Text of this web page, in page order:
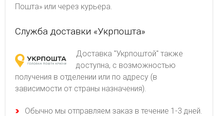
Пошта» или через курьера.
Служба доставки «Укрпошта»
Доставка "Укрпоштой" также
доступна, с возможностью
получения в отделении или по адресу (в
зависимости от страны назначения).
Обычно мы отправляем заказ в течение 1-3 дней.